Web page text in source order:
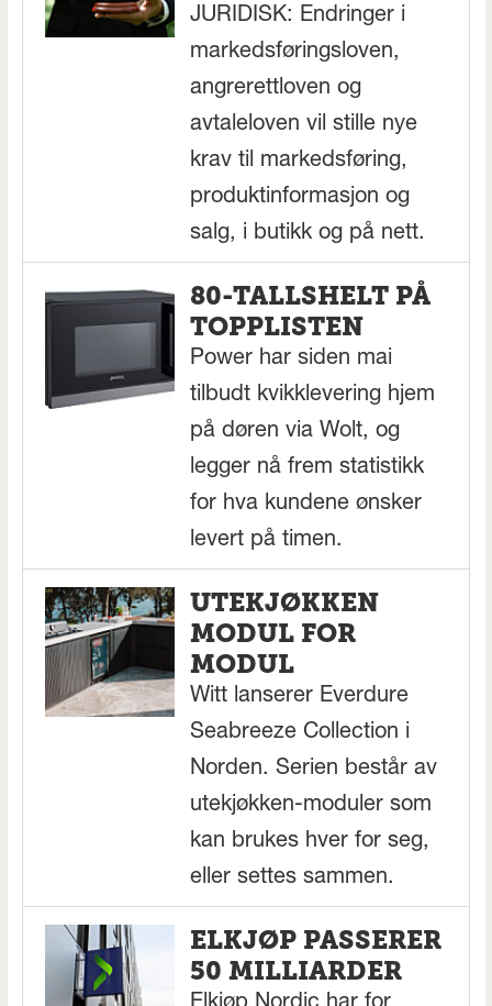
JURIDISK: Endringer i
markedsføringsloven,
angrerettloven og
avtaleloven vil stille nye
krav til markedsføring,
produktinformasjon og
salg, i butikk og på nett.
80-TALLSHELT PÅ
TOPPLISTEN
Power har siden mai
tilbudt kvikklevering hjem
på døren via Wolt, og
legger nå frem statistikk
for hva kundene ønsker
levert på timen.
UTEKJØKKEN
MODUL FOR
MODUL
Witt lanserer Everdure
Seabreeze Collection i
Norden. Serien består av
utekjøkken-moduler som
kan brukes hver for seg,
eller settes sammen.
ELKJØP PASSERER
50 MILLIARDER